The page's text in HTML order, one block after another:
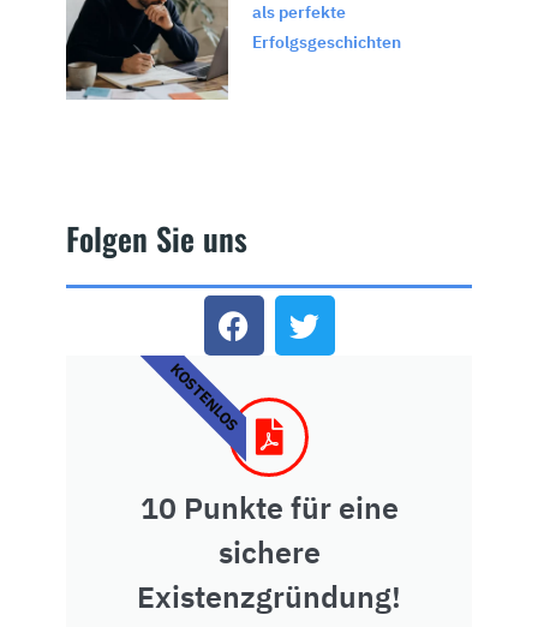
als perfekte
Erfolgsgeschichten
Folgen Sie uns
10 Punkte für eine
sichere
Existenzgründung!
KOSTENLOS